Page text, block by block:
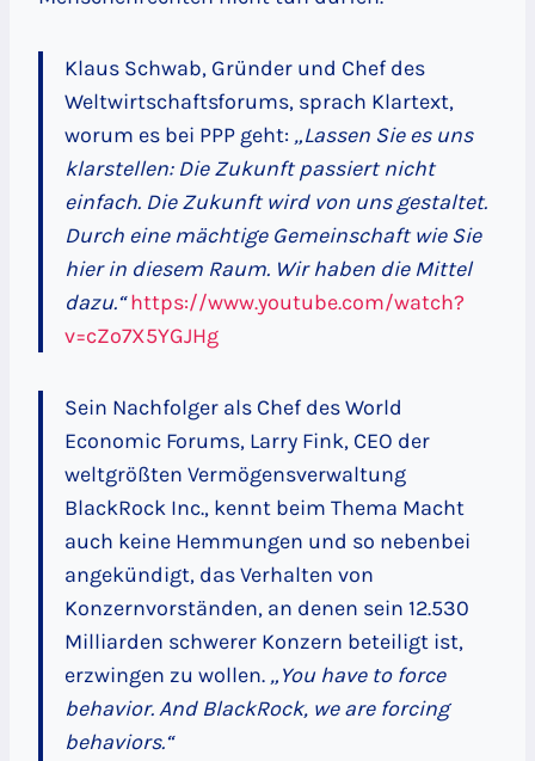
Klaus Schwab, Gründer und Chef des
Weltwirtschaftsforums, sprach Klartext,
worum es bei PPP geht: „Lassen Sie es uns
klarstellen: Die Zukunft passiert nicht
einfach. Die Zukunft wird von uns gestaltet.
Durch eine mächtige Gemeinschaft wie Sie
hier in diesem Raum. Wir haben die Mittel
dazu.“https://www.youtube.com/watch?
v=cZo7X5YGJHg
Sein Nachfolger als Chef des World
Economic Forums, Larry Fink, CEO der
weltgrößten Vermögensverwaltung
BlackRock Inc., kennt beim Thema Macht
auch keine Hemmungen und so nebenbei
angekündigt, das Verhalten von
Konzernvorständen, an denen sein 12.530
Milliarden schwerer Konzern beteiligt ist,
erzwingen zu wollen. „You have to force
behavior. And BlackRock, we are forcing
behaviors.“